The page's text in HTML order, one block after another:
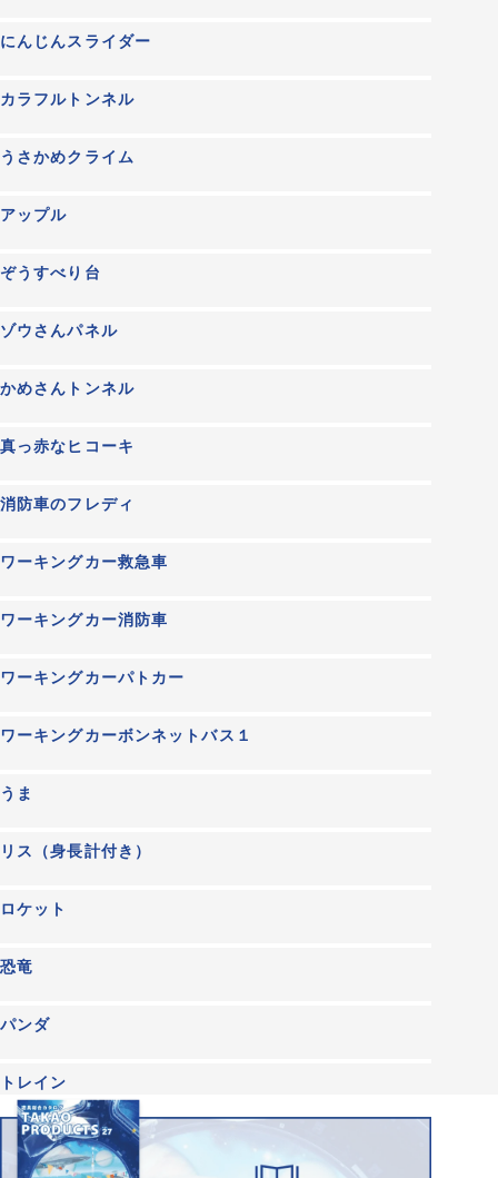
にんじんスライダー
カラフルトンネル
うさかめクライム
アップル
ぞうすべり台
ゾウさんパネル
かめさんトンネル
真っ赤なヒコーキ
消防車のフレディ
ワーキングカー救急車
ワーキングカー消防車
ワーキングカーパトカー
ワーキングカーボンネットバス１
うま
リス（身長計付き）
ロケット
恐竜
パンダ
トレイン